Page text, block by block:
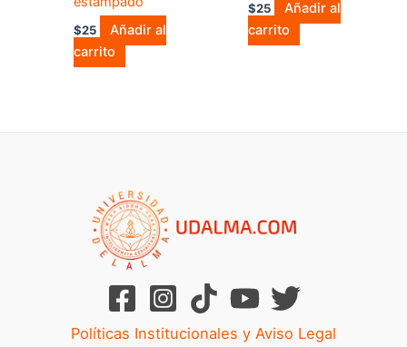
$25
Añadir al
carrito
$25
Añadir al
carrito
Políticas Institucionales y Aviso Legal